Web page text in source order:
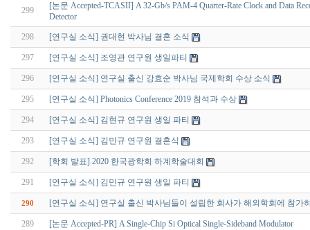
299
[논문 Accepted-TCASII] A 32-Gb/s PAM-4 Quarter-Rate Clock and Data
Detector
298 [연구실 소식] 권대현 박사님 결혼 소식
297 [연구실 소식] 조영관 연구원 생일파티
296 [연구실 소식] 연구실 출신 강효순 박사님 국제학회 수상 소식
295 [연구실 소식] Photonics Conference 2019 참석과 수상
294 [연구실 소식] 김현규 연구원 생일 파티
293 [연구실 소식] 김민규 연구원 결혼식
292 [학회 발표] 2020 한국광학회 하계학술대회
291 [연구실 소식] 김민규 연구원 생일 파티
290 [연구실 소식] 연구실 출신 박사님들이 설립한 회사가 해외학회에 참가
289 [논문 Accepted-PR] A Single-Chip Si Optical Single-Sideband Modulator